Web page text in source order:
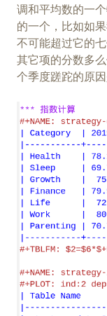
调和平均数的一
的一个，比如如
不可能超过它的
其它项的分数多
个季度蹉跎的原